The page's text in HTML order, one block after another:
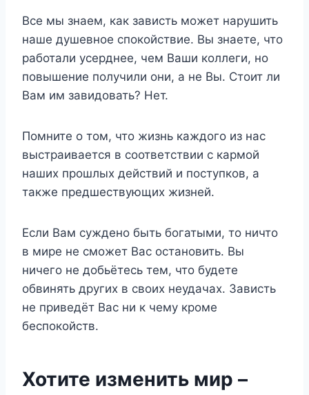
Все мы знаем, как зависть может нарушить
наше душевное спокойствие. Вы знаете, что
работали усерднее, чем Ваши коллеги, но
повышение получили они, а не Вы. Стоит ли
Вам им завидовать? Нет.
Помните о том, что жизнь каждого из нас
выстраивается в соответствии с кармой
наших прошлых действий и поступков, а
также предшествующих жизней.
Если Вам суждено быть богатыми, то ничто
в мире не сможет Вас остановить. Вы
ничего не добьётесь тем, что будете
обвинять других в своих неудачах. Зависть
не приведёт Вас ни к чему кроме
беспокойств.
Хотите изменить мир –